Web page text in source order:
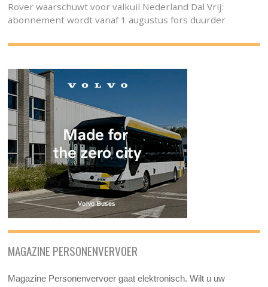
Rover waarschuwt voor valkuil Nederland Dal Vrij:
abonnement wordt vanaf 1 augustus fors duurder
MAGAZINE PERSONENVERVOER
Magazine Personenvervoer gaat elektronisch. Wilt u uw